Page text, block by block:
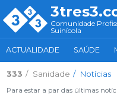
Comunidade
Suinícola
ACTUALIDADE SAÚDE
333 Sanidade Notícias
Para estar a par das últimas